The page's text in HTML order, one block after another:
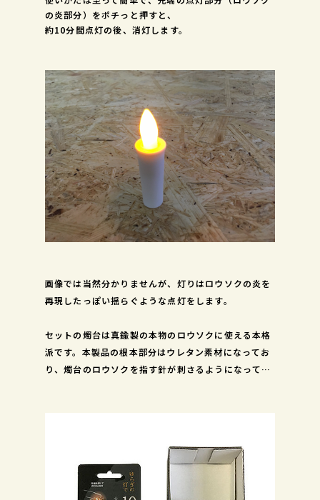
の炎部分）をポチっと押すと、
約10分間点灯の後、消灯します。
画像では当然分かりませんが、灯りはロウソクの炎を
再現したっぽい揺らぐような点灯をします。
セットの燭台は真鍮製の本物のロウソクに使える本格
派です。本製品の根本部分はウレタン素材になってお
り、燭台のロウソクを指す針が刺さるようになってい